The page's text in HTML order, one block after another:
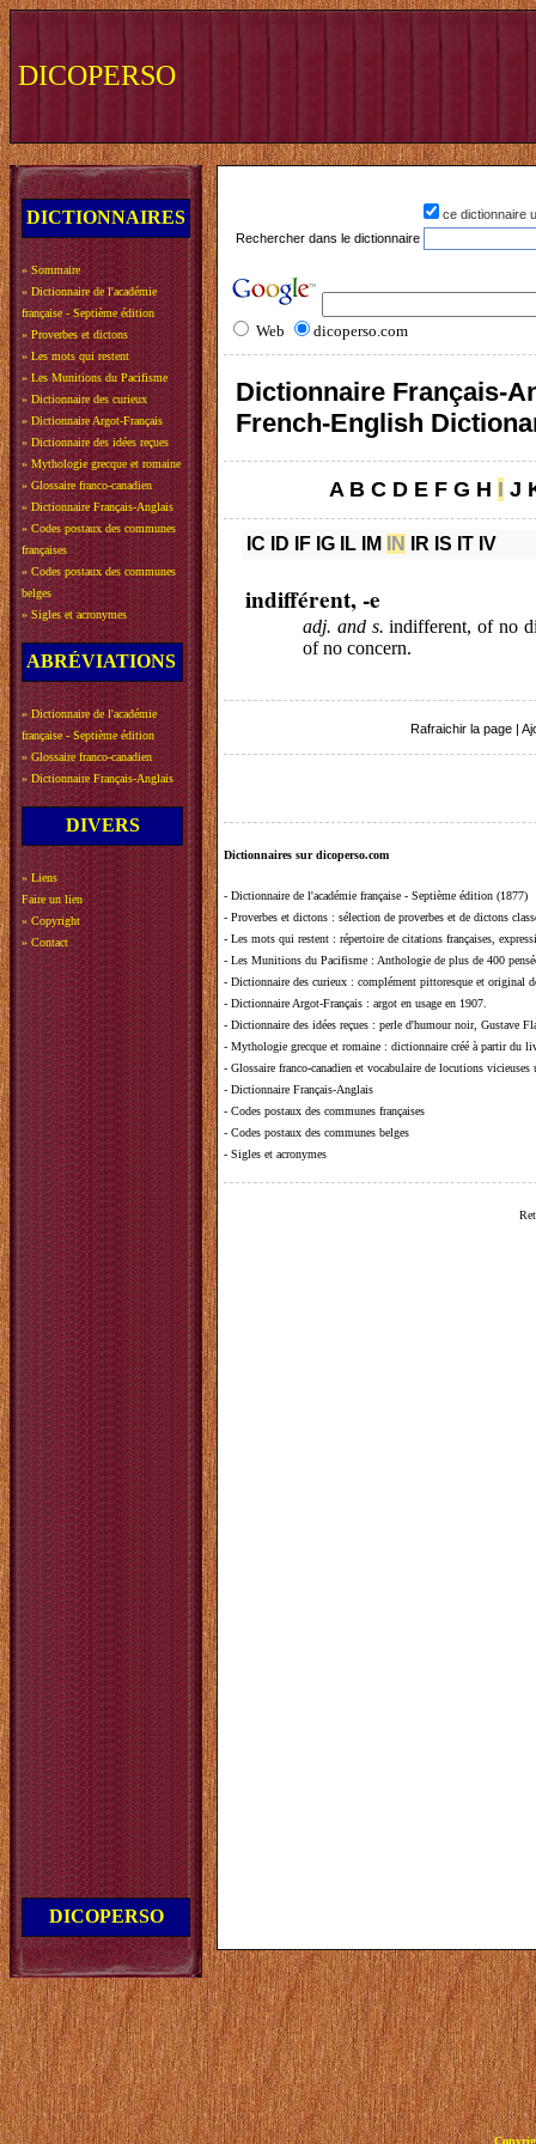
DICOPERSO
DICTIONNAIRES
» Sommaire
» Dictionnaire de l'académie
française - Septième édition
» Proverbes et dictons
» Les mots qui restent
» Les Munitions du Pacifisme
» Dictionnaire des curieux
» Dictionnaire Argot-Français
» Dictionnaire des idées reçues
» Mythologie grecque et romaine
» Glossaire franco-canadien
» Dictionnaire Français-Anglais
» Codes postaux des communes
françaises
» Codes postaux des communes
belges
» Sigles et acronymes
ABRÉVIATIONS
» Dictionnaire de l'académie
française - Septième édition
» Glossaire franco-canadien
» Dictionnaire Français-Anglais
DIVERS
» Liens
Faire un lien
» Copyright
» Contact
DICOPERSO
ce dictionnaire
Rechercher dans le dictionnaire
Web dicoperso.com
Dictionnaire Français-
French-English
A B C D E F G H I J
IC ID IF IG IL IM IN IR IS IT IV
indifférent, -e
adj. and s. indifferent, of no
of no concern.
Rafraichir la page
Dictionnaires sur dicoperso.com
- Dictionnaire de l'académie française - Septième édition (1877)
- Proverbes et dictons : sélection de proverbes et de dictons
- Les mots qui restent : répertoire de citations françaises,
- Les Munitions du Pacifisme : Anthologie de plus de 400
- Dictionnaire des curieux : complément pittoresque et original
- Dictionnaire Argot-Français : argot en usage en 1907.
- Dictionnaire des idées reçues : perle d'humour noir, Gustave
- Mythologie grecque et romaine : dictionnaire créé à partir du
- Glossaire franco-canadien et vocabulaire de locutions vicieuses
- Dictionnaire Français-Anglais
- Codes postaux des communes françaises
- Codes postaux des communes belges
- Sigles et acronymes